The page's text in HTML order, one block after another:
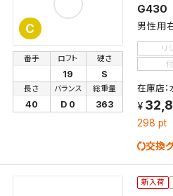
C
G430
男性用
番手 ロフト
19
硬さ
S
長さ
40
バランス
D 0
総重量
363
リ
在庫店：
298 pt
交換
新入荷